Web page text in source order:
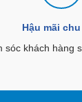
Hậu mãi
sóc khách hàng